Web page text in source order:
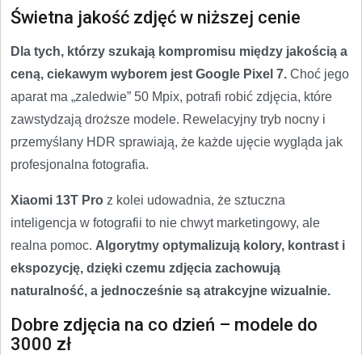
Świetna jakość zdjęć w niższej cenie
Dla tych, którzy szukają kompromisu między jakością a
ceną, ciekawym wyborem jest Google Pixel 7. Choć jego
aparat ma „zaledwie” 50 Mpix, potrafi robić zdjęcia, które
zawstydzają droższe modele. Rewelacyjny tryb nocny i
przemyślany HDR sprawiają, że każde ujęcie wygląda jak
profesjonalna fotografia.
Xiaomi 13T Pro z kolei udowadnia, że sztuczna
inteligencja w fotografii to nie chwyt marketingowy, ale
realna pomoc. Algorytmy optymalizują kolory, kontrast i
ekspozycję, dzięki czemu zdjęcia zachowują
naturalność, a jednocześnie są atrakcyjne wizualnie.
Dobre zdjęcia na co dzień – modele do
3000 zł